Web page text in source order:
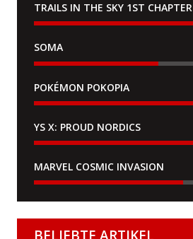
TRAILS IN THE SKY 1ST CHAPTER
SOMA
POKÉMON POKOPIA
YS X: PROUD NORDICS
MARVEL COSMIC INVASION